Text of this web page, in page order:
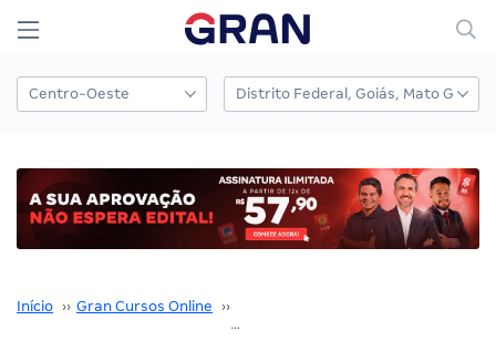
Início ›› Gran Cursos Online ››